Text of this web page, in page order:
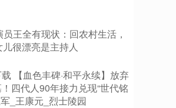
王全有现状：回农村生活，
很漂亮是主持人
【血色丰碑·和平永续】放弃
四代人90年接力兑现“世代铭
_王康元_烈士陵园